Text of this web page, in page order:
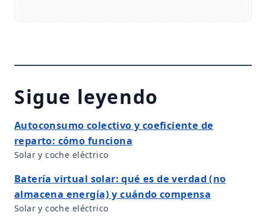
Sigue leyendo
Autoconsumo colectivo y coeficiente de
reparto: cómo funciona
Solar y coche eléctrico
Batería virtual solar: qué es de verdad (no
almacena energía) y cuándo compensa
Solar y coche eléctrico